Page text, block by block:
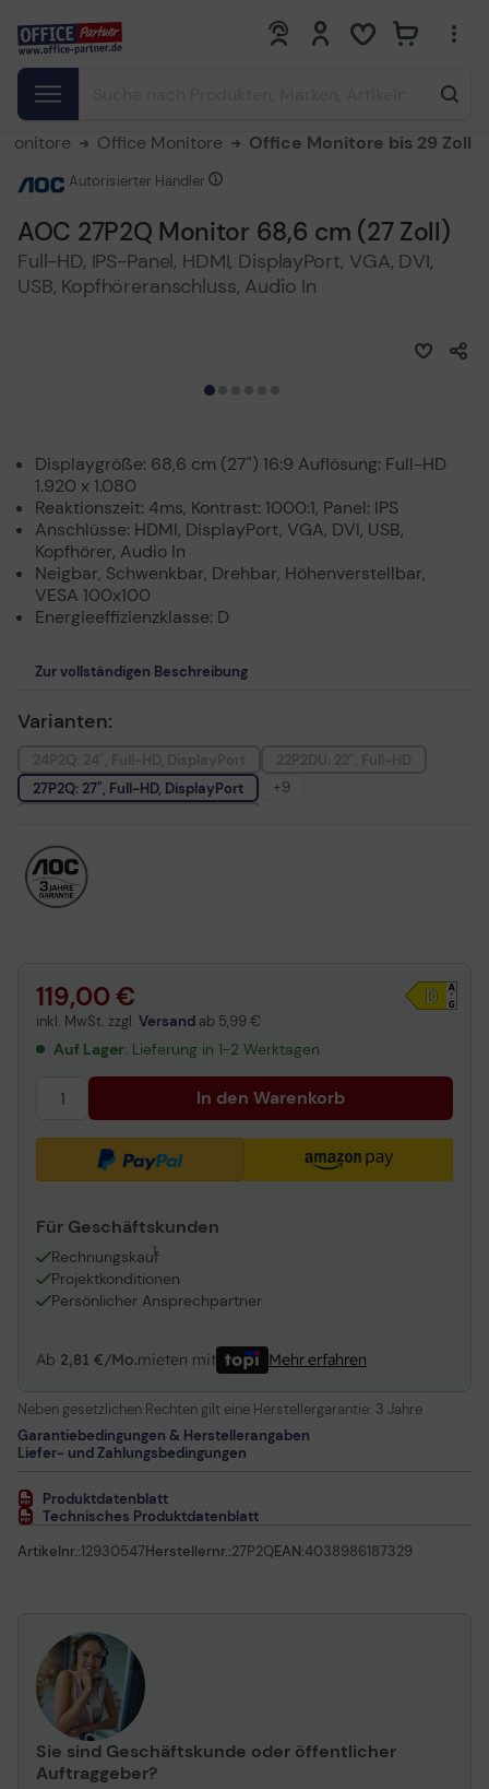
0 0
Monitore Office Monitore Office Monitore bis 29 Zoll
AOC 27P2Q Monitor 68,6 cm (27 Zoll)
Full-HD, IPS-Panel, HDMI, DisplayPort, VGA, DVI,
USB, Kopfhöreranschluss, Audio In
Autorisierter Händler
Displaygröße: 68,6 cm (27") 16:9 Auflösung: Full-HD
1.920 x 1.080
Reaktionszeit: 4ms, Kontrast: 1000:1, Panel: IPS
Anschlüsse: HDMI, DisplayPort, VGA, DVI, USB,
Kopfhörer, Audio In
Neigbar, Schwenkbar, Drehbar, Höhenverstellbar,
VESA 100x100
Energieeffizienzklasse: D
Zur vollständigen Beschreibung
Varianten:
27P2Q: 27", Full-HD, DisplayPort
+9
Q24P2Q: 24", QHD, DisplayPort
Q27P2Q: 27", WQHD, DisplayPort
27P2C: 27", Full-HD, DisplayPort, USB-C
U28P2A: 28", 4K-UHD, DisplayPort, USB 3.2
U32P2: 32", 4K-UHD, DisplayPort, USB 3.2
Q32P2CA: 32", WQHD, DisplayPort, USB-C
119,00 €
inkl. MwSt. zzgl. Versand ab 5,99 €
Auf Lager: Lieferung in 1-2 Werktagen
In den Warenkorb
Für Geschäftskunden
Rechnungskauf
1
Projektkonditionen
Persönlicher Ansprechpartner
Ab 2,81 €/Mo.mieten mit Mehr erfahren
Neben gesetzlichen Rechten gilt eine Herstellergarantie: 3 Jahre
Garantiebedingungen & Herstellerangaben
Liefer- und Zahlungsbedingungen
Produktdatenblatt
Technisches Produktdatenblatt
Artikelnr.:12930547Herstellernr.:27P2QEAN:4038986187329
Sie sind Geschäftskunde oder öffentlicher
Auftraggeber?